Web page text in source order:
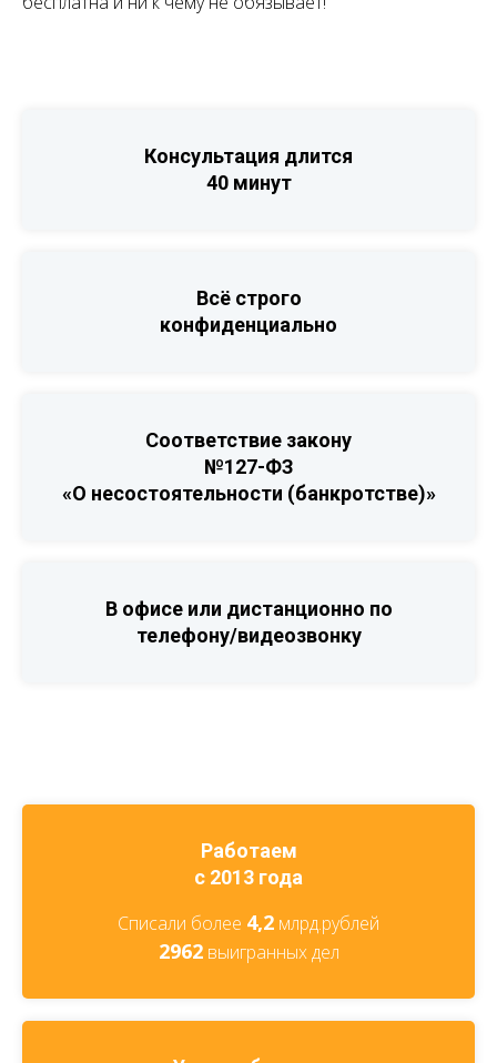
Консультация длится
40 минут
Всё строго
конфиденциально
Соответствие закону
№127-ФЗ
«О несостоятельности (банкротстве)»
В офисе или дистанционно по
телефону/видеозвонку
Работаем
с 2013 года
Списали более 4,2 млрд.рублей
2962выигранных дел